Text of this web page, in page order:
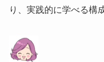
り、実践的に学べる構